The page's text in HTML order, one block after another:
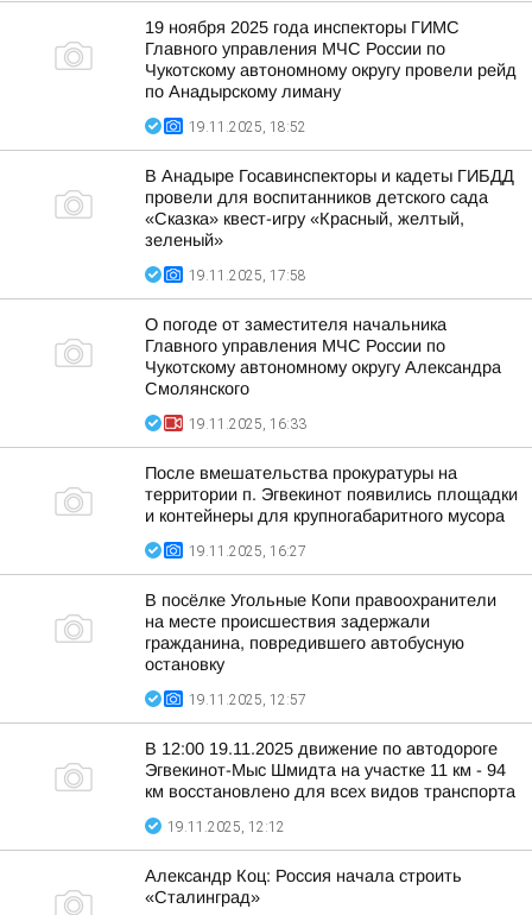
19 ноября 2025 года инспекторы ГИМС
Главного управления МЧС России по
Чукотскому автономному округу провели рейд
по Анадырскому лиману
19.11.2025, 18:52
В Анадыре Госавинспекторы и кадеты ГИБДД
провели для воспитанников детского сада
«Сказка» квест-игру «Красный, желтый,
зеленый»
19.11.2025, 17:58
О погоде от заместителя начальника
Главного управления МЧС России по
Чукотскому автономному округу Александра
Смолянского
19.11.2025, 16:33
После вмешательства прокуратуры на
территории п. Эгвекинот появились площадки
и контейнеры для крупногабаритного мусора
19.11.2025, 16:27
В посёлке Угольные Копи правоохранители
на месте происшествия задержали
гражданина, повредившего автобусную
остановку
19.11.2025, 12:57
В 12:00 19.11.2025 движение по автодороге
Эгвекинот-Мыс Шмидта на участке 11 км - 94
км восстановлено для всех видов транспорта
19.11.2025, 12:12
Александр Коц: Россия начала строить
«Сталинград»